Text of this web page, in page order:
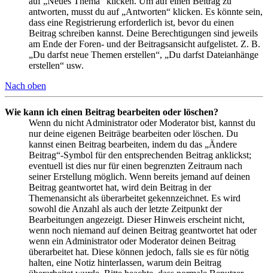
antworten, musst du auf „Antworten“ klicken. Es könnte sein,
dass eine Registrierung erforderlich ist, bevor du einen
Beitrag schreiben kannst. Deine Berechtigungen sind jeweils
am Ende der Foren- und der Beitragsansicht aufgelistet. Z. B.
„Du darfst neue Themen erstellen“, „Du darfst Dateianhänge
erstellen“ usw.
Nach oben
Wie kann ich einen Beitrag bearbeiten oder löschen?
Wenn du nicht Administrator oder Moderator bist, kannst du
nur deine eigenen Beiträge bearbeiten oder löschen. Du
kannst einen Beitrag bearbeiten, indem du das „Ändere
Beitrag“-Symbol für den entsprechenden Beitrag anklickst;
eventuell ist dies nur für einen begrenzten Zeitraum nach
seiner Erstellung möglich. Wenn bereits jemand auf deinen
Beitrag geantwortet hat, wird dein Beitrag in der
Themenansicht als überarbeitet gekennzeichnet. Es wird
sowohl die Anzahl als auch der letzte Zeitpunkt der
Bearbeitungen angezeigt. Dieser Hinweis erscheint nicht,
wenn noch niemand auf deinen Beitrag geantwortet hat oder
wenn ein Administrator oder Moderator deinen Beitrag
überarbeitet hat. Diese können jedoch, falls sie es für nötig
halten, eine Notiz hinterlassen, warum dein Beitrag